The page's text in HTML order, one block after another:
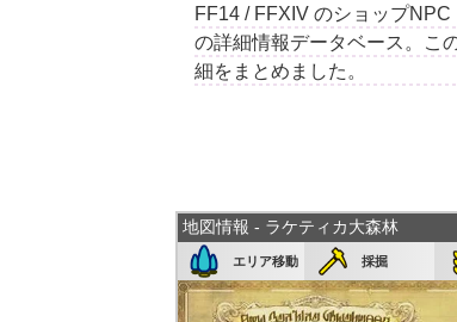
FF14 / FFXIV のショップ
の詳細情報データベース。こ
細をまとめました。
地図情報 - ラケティカ大森林
エリア移動 採掘